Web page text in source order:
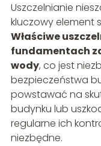
Uszczelnianie
kluczowy element
Właściwe
fundamentach
wody, co jest
bezpieczeństwa
powstawać na
budynku lub
regularne ich
niezbędne.